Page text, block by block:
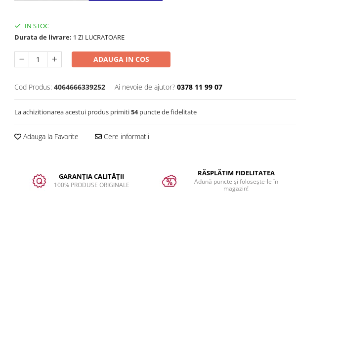
IN STOC
Durata de livrare: 1 ZI LUCRATOARE
ADAUGA IN COS
Cod Produs: 4064666339252 Ai nevoie de ajutor? 0378 11 99 07
La achizitionarea acestui produs primiti54puncte de fidelitate
Adauga la Favorite Cere informatii
GARANȚIA CALITĂȚII
100% PRODUSE ORIGINALE
RĂSPLĂTIM FIDELITATEA
Adună puncte și folosește-le în
magazin!